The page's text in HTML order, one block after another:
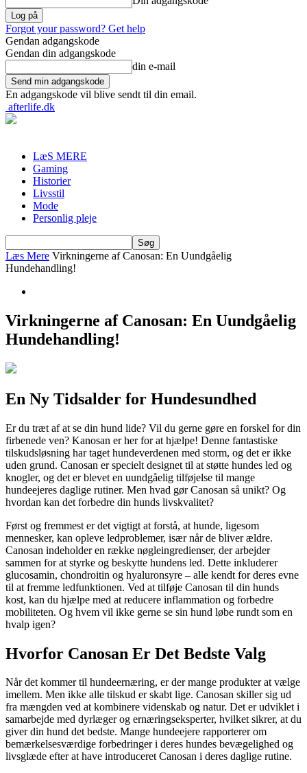
Forgot your password? Get help
Gendan adgangskode
Gendan din adgangskode
din e-mail
En adgangskode vil blive sendt til din email.
afterlife.dk
LæS MERE
Gaming
Historier
Livsstil
Mode
Personlig pleje
Læs Mere Virkningerne af Canosan: En Uundgåelig
Hundehandling!
Virkningerne af Canosan: En Uundgåelig
Hundehandling!
En Ny Tidsalder for Hundesundhed
Er du træt af at se din hund lide? Vil du gerne gøre en forskel for din
firbenede ven? Kanosan er her for at hjælpe! Denne fantastiske
tilskudsløsning har taget hundeverdenen med storm, og det er ikke
uden grund. Canosan er specielt designet til at støtte hundes led og
knogler, og det er blevet en uundgåelig tilføjelse til mange
hundeejeres daglige rutiner. Men hvad gør Canosan så unikt? Og
hvordan kan det forbedre din hunds livskvalitet?
Først og fremmest er det vigtigt at forstå, at hunde, ligesom
mennesker, kan opleve ledproblemer, især når de bliver ældre.
Canosan indeholder en række nøgleingredienser, der arbejder
sammen for at styrke og beskytte hundens led. Dette inkluderer
glucosamin, chondroitin og hyaluronsyre – alle kendt for deres evne
til at fremme ledfunktionen. Ved at tilføje Canosan til din hunds
kost, kan du hjælpe med at reducere inflammation og forbedre
mobiliteten. Og hvem vil ikke gerne se sin hund løbe rundt som en
hvalp igen?
Hvorfor Canosan Er Det Bedste Valg
Når det kommer til hundeernæring, er der mange produkter at vælge
imellem. Men ikke alle tilskud er skabt lige. Canosan skiller sig ud
fra mængden ved at kombinere videnskab og natur. Det er udviklet i
samarbejde med dyrlæger og ernæringseksperter, hvilket sikrer, at du
giver din hund det bedste. Mange hundeejere rapporterer om
bemærkelsesværdige forbedringer i deres hundes bevægelighed og
livsglæde efter at have introduceret Canosan i deres daglige rutine.